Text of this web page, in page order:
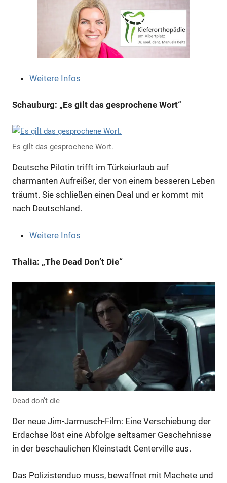
Anzeige
Anzeige
Anzeige
Anzeige
Weitere Infos
Schauburg: „Es gilt das gesprochene Wort“
Es gilt das gesprochene Wort.
Deutsche Pilotin trifft im Türkeiurlaub auf
charmanten Aufreißer, der von einem besseren Leben
träumt. Sie schließen einen Deal und er kommt mit
nach Deutschland.
Weitere Infos
Thalia: „The Dead Don’t Die“
Dead don’t die
Der neue Jim-Jarmusch-Film: Eine Verschiebung der
Erdachse löst eine Abfolge seltsamer Geschehnisse
in der beschaulichen Kleinstadt Centerville aus.
Das Polizistenduo muss, bewaffnet mit Machete und